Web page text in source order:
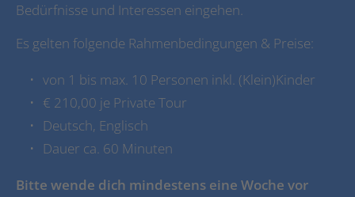
Bedürfnisse und Interessen eingehen.
Es gelten folgende Rahmenbedingungen & Preise:
von 1 bis max. 10 Personen inkl. (Klein)Kinder
€ 210,00 je Private Tour
Deutsch, Englisch
Dauer ca. 60 Minuten
Bitte wende dich mindestens eine Woche vor